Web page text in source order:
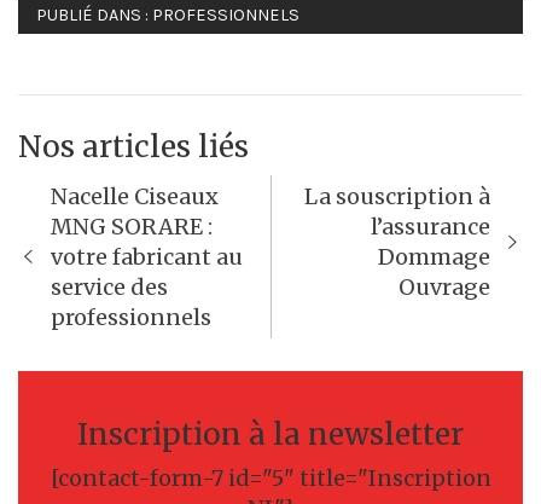
PUBLIÉ DANS : PROFESSIONNELS
Nos articles liés
Navigation
de
l’article
Nacelle Ciseaux
MNG SORARE :
votre fabricant au
service des
professionnels
La souscription à
l’assurance
Dommage
Ouvrage
Inscription à la newsletter
[contact-form-7 id="5" title="Inscription